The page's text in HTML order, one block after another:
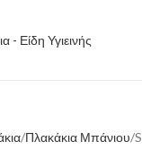
Πλακάκια Μπάνιου